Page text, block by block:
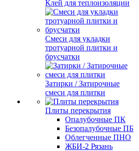
Клей для теплоизоляции
Смеси для укладки
тротуарной плитки и
брусчатки
Затирки / Затирочные
смеси для плитки
Плиты перекрытия
Опалубочные ПК
Безопалубочные ПБ
Облегченные ПНО
ЖБИ-2 Рязань